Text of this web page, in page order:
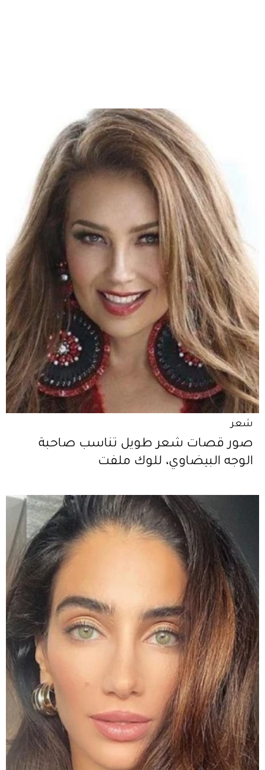
شعر
صور قصات شعر طويل تناسب صاحبة
الوجه البيضاوي، للوك ملفت